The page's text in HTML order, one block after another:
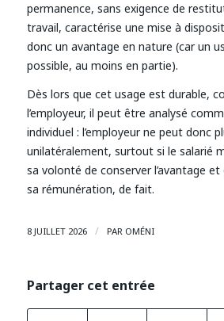
permanence, sans exigence de
travail, caractérise une mise à
donc un avantage en nature (car un
possible, au moins en partie).
Dès lors que cet usage est durable,
l’employeur, il peut être analysé
individuel : l’employeur ne peut donc
unilatéralement, surtout si le salarié
sa volonté de conserver l’avantage et
sa rémunération, de fait.
8 JUILLET 2026 / PAR OMÉNI
Partager cet entrée